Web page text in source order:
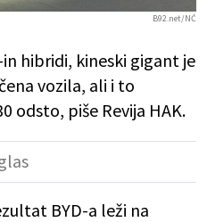
B92.net/NĆ
hibridi, kineski gigant je
vozila, ali i to
odsto, piše Revija HAK.
BYD-a leži na